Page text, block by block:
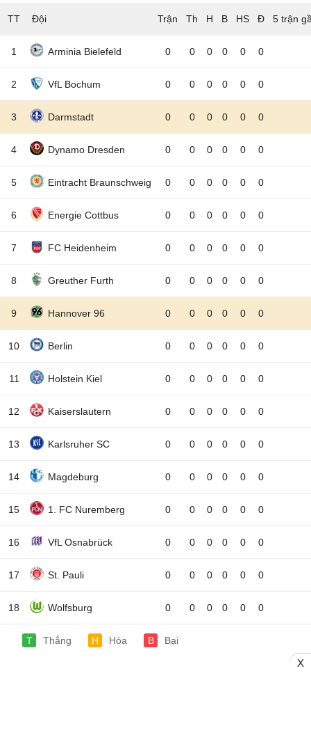
TT Đội 5 trận
1 Arminia Bielefeld 0 0 0 0 0 0
2 VfL Bochum 0 0 0 0 0 0
3 Darmstadt 0 0 0 0 0 0
4 Dynamo Dresden 0 0 0 0 0 0
5 Eintracht Braunschweig 0 0 0 0 0 0
6 Energie Cottbus 0 0 0 0 0 0
7 FC Heidenheim 0 0 0 0 0 0
8 Greuther Furth 0 0 0 0 0 0
9 Hannover 96 0 0 0 0 0 0
10 Berlin 0 0 0 0 0 0
11 Holstein Kiel 0 0 0 0 0 0
12 Kaiserslautern 0 0 0 0 0 0
13 Karlsruher SC 0 0 0 0 0 0
14 Magdeburg 0 0 0 0 0 0
15 1. FC Nuremberg 0 0 0 0 0 0
16 VfL Osnabrück 0 0 0 0 0 0
17 St. Pauli 0 0 0 0 0 0
18 Wolfsburg 0 0 0 0 0 0
T Thắng H Hòa B Bại
X